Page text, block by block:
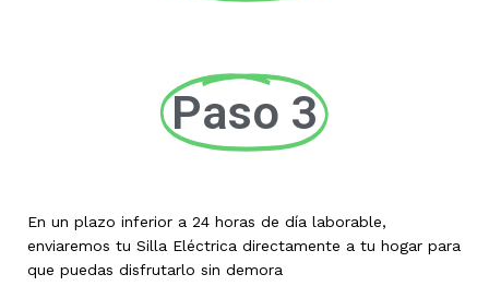
Paso 3
En un plazo inferior a 24 horas de día laborable,
enviaremos tu Silla Eléctrica directamente a tu hogar para
que puedas disfrutarlo sin demora